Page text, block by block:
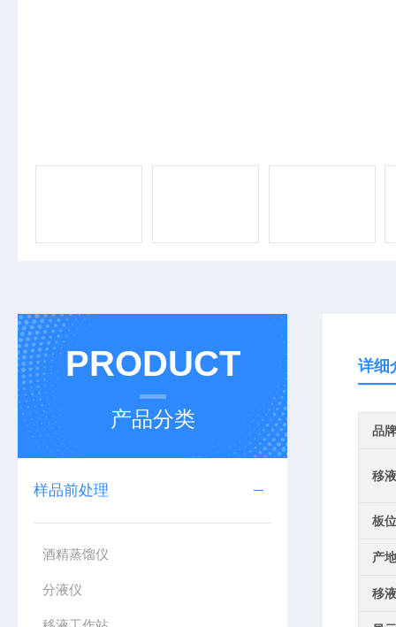
PRODUCT
产品分类
样品前处理
酒精蒸馏仪
分液仪
详细
品牌
移
板
产
移